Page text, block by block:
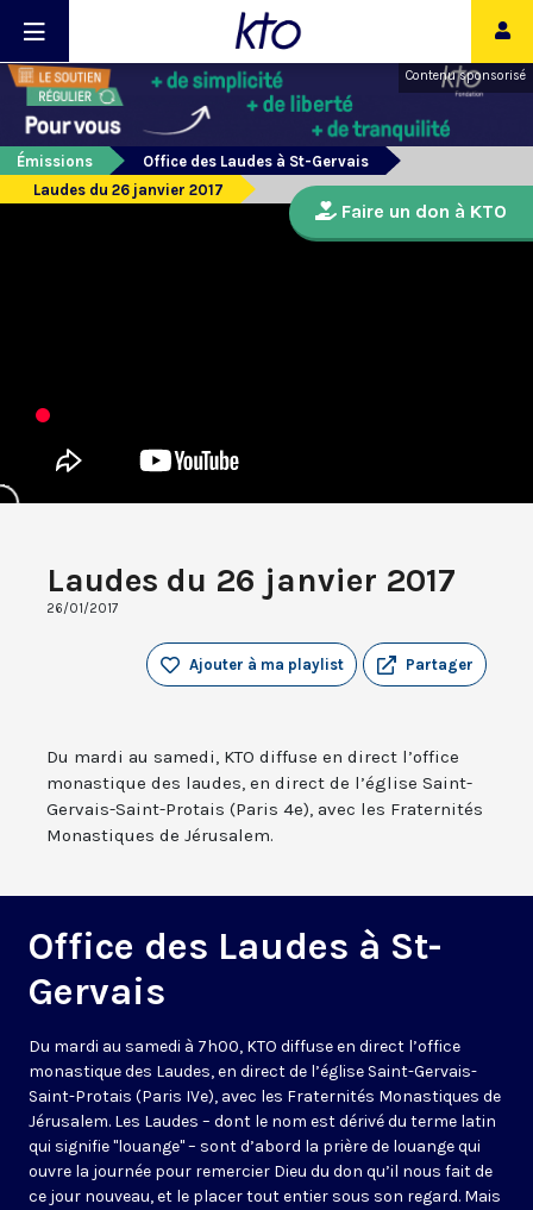
Contenu sponsorisé
Émissions
Office des Laudes à St-Gervais
Laudes du 26 janvier 2017
Laudes du 26 janvier 2017
26/01/2017
Partager
Ajouter à ma playlist
Du mardi au samedi, KTO diffuse en direct l’office
monastique des laudes, en direct de l’église Saint-
Gervais-Saint-Protais (Paris 4e), avec les Fraternités
Monastiques de Jérusalem.
Office des Laudes à St-
Gervais
Du mardi au samedi à 7h00, KTO diffuse en direct l’office
monastique des Laudes, en direct de l’église Saint-Gervais-
Saint-Protais (Paris IVe), avec les Fraternités Monastiques de
Jérusalem. Les Laudes – dont le nom est dérivé du terme latin
qui signifie "louange" – sont d’abord la prière de louange qui
ouvre la journée pour remercier Dieu du don qu’il nous fait de
ce jour nouveau, et le placer tout entier sous son regard. Mais
Faire un don à KTO